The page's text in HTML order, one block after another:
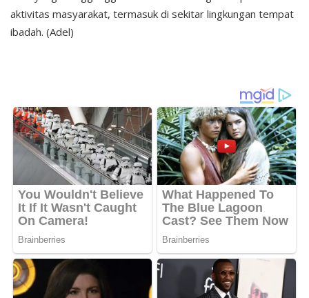
aktivitas masyarakat, termasuk di sekitar lingkungan tempat
ibadah. (Adel)